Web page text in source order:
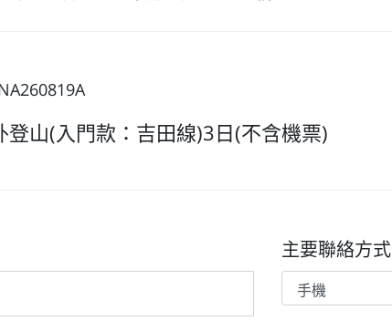
山(入門款：吉田線)3日(不含機票)
主要聯絡方式